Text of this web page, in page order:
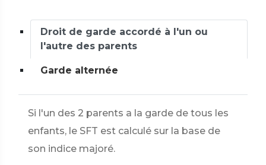
Droit de garde accordé à l'un ou
l'autre des parents
Garde alternée
Si l'un des 2 parents a la garde de tous les
enfants, le SFT est calculé sur la base de
son indice majoré.